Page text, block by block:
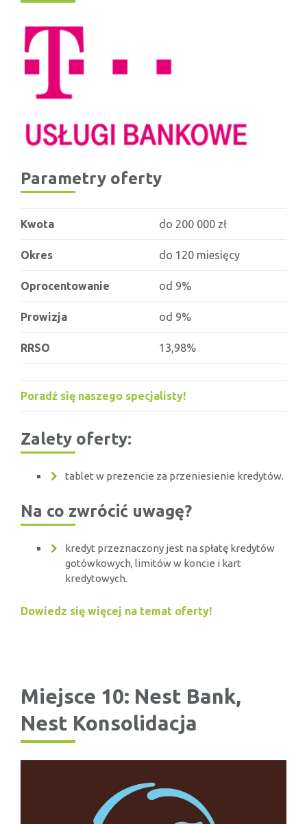
Parametry oferty
Kwota do 200 000 zł
Okres do 120 miesięcy
Oprocentowanie od 9%
Prowizja od 9%
RRSO 13,98%
Poradź się naszego specjalisty!
Zalety oferty:
tablet w prezencie za przeniesienie kredytów.
Na co zwrócić uwagę?
kredyt przeznaczony jest na spłatę kredytów
gotówkowych, limitów w koncie i kart
kredytowych.
Dowiedz się więcej na temat oferty!
Miejsce 10: Nest Bank,
Nest Konsolidacja